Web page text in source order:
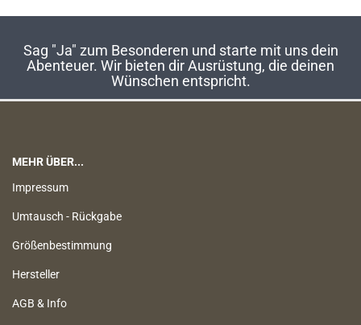
Sag "Ja" zum Besonderen und starte mit uns dein
Abenteuer. Wir bieten dir Ausrüstung, die deinen
Wünschen entspricht.
MEHR ÜBER...
Impressum
Umtausch - Rückgabe
Größenbestimmung
Hersteller
AGB & Info